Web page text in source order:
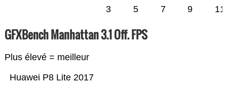
3 5 7 9 11
GFXBench Manhattan 3.1 Off. FPS
Plus élevé = meilleur
Huawei P8 Lite 2017